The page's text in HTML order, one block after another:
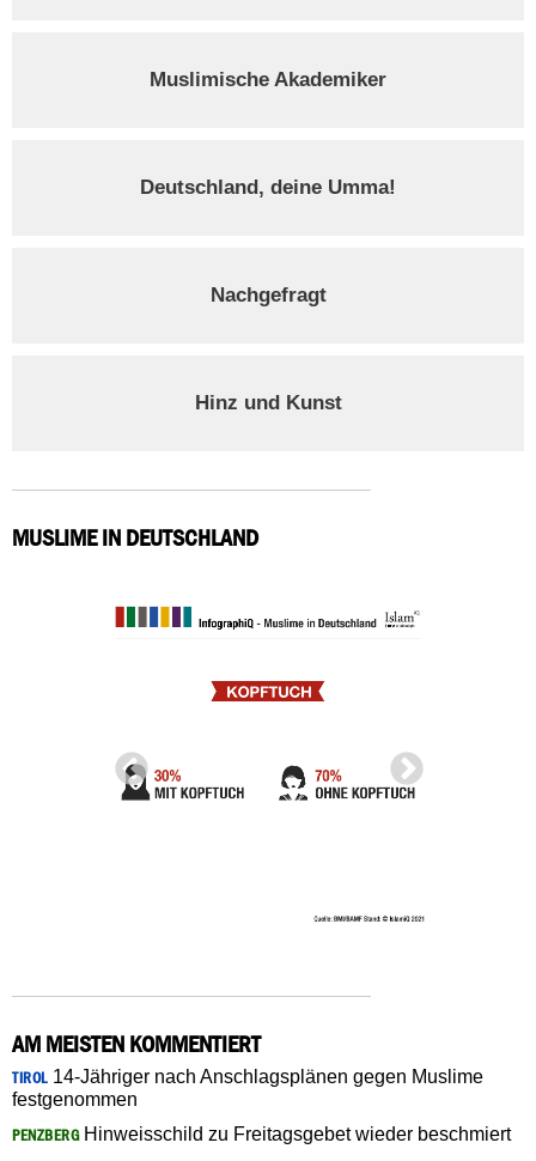
Muslimische Akademiker
Deutschland, deine Umma!
Nachgefragt
Hinz und Kunst
MUSLIME IN DEUTSCHLAND
AM MEISTEN KOMMENTIERT
TIROL14-Jähriger nach Anschlagsplänen gegen Muslime
festgenommen
PENZBERGHinweisschild zu Freitagsgebet wieder beschmiert